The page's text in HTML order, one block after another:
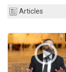
Articles